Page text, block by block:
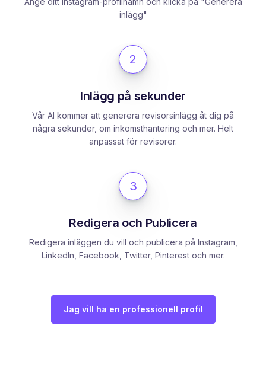
inlägg"
2
Inlägg på sekunder
Vår AI kommer att generera revisorsinlägg åt dig på
några sekunder, om inkomsthantering och mer. Helt
anpassat för revisorer.
3
Redigera och Publicera
Redigera inläggen du vill och publicera på Instagram,
LinkedIn, Facebook, Twitter, Pinterest och mer.
Jag vill ha en professionell profil